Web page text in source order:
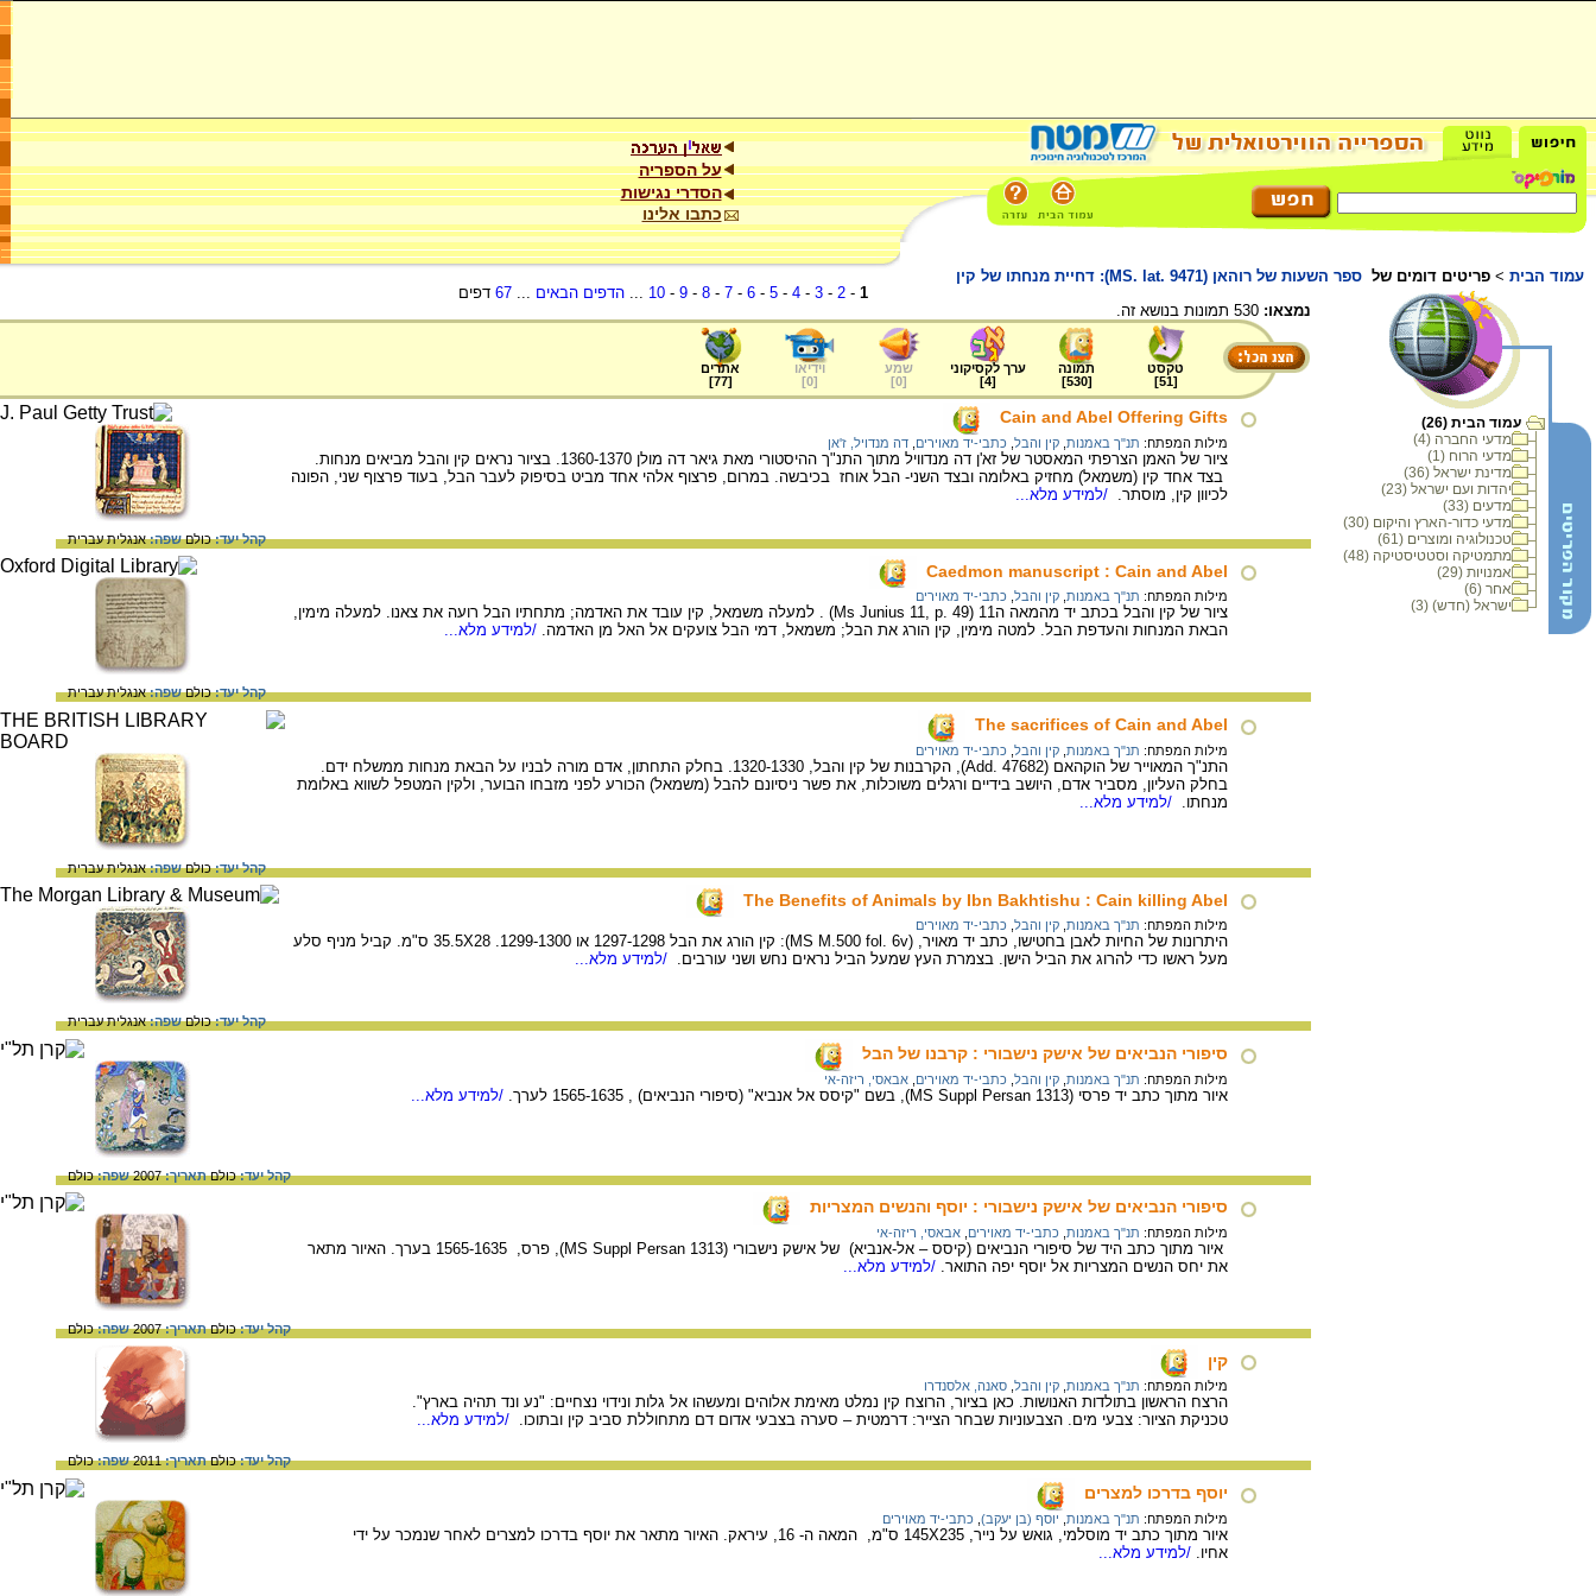
על הספריה
הסדרי נגישות
כתבו אלינו
עמוד הבית > פריטים דומים של ספר השעות של רוהאן (MS. lat. 9471): דחיית מנחתו של קין
עמוד הבית (26)
מדעי החברה (4)
מדעי הרוח (1)
מדינת ישראל (36)
יהדות ועם ישראל (23)
מדעים (33)
מדעי כדור-הארץ והיקום (30)
טכנולוגיה ומוצרים (61)
מתמטיקה וסטטיסטיקה (48)
אמנויות (29)
אחר (6)
ישראל (חדש) (3)
1
-
2
-
3
-
4
-
5
-
6
-
7
-
8
-
9
-
10
...הדפים הבאים ...
67 דפים
נמצאו:
טקסט
[
51
]
תמונה
[
530
]
ערך לקסיקוני
[
4
]
שמע
[
0
]
וידיאו
[
0
]
אתרים
[
77
]
Cain and Abel Offering Gifts
מילות המפתח: תנ"ך באמנות קין והבל כתבי-יד מאוירים דה מנדויל, ז'אן
ציור של האמן הצרפתי המאסטר של זא'ן דה מנדוויל מתוך התנ"ך ההיסטורי מאת גיאר דה מולן 1360-1370. בציור נראים קין והבל מביאים מנחות.
בצד אחד קין (משמאל) מחזיק באלומה ובצד השני- הבל אוחז בכיבשה. במרום, פרצוף אלהי אחד מביט בסיפוק לעבר הבל, בעוד פרצוף שני, הפונה
לכיוון קין, מוסתר. /למידע מלא...
קהל יעד:כולםשפה:אנגלית עברית
Caedmon manuscript : Cain and Abel
מילות המפתח: תנ"ך באמנות קין והבל כתבי-יד מאוירים
ציור של קין והבל בכתב יד מהמאה ה11 (Ms Junius 11, p. 49) . למעלה משמאל, קין עובד את האדמה; מתחתיו הבל רועה את צאנו. למעלה מימין,
הבאת המנחות והעדפת הבל. למטה מימין, קין הורג את הבל; משמאל, דמי הבל צועקים אל האל מן האדמה. /למידע מלא...
קהל יעד:כולםשפה:אנגלית עברית
The sacrifices of Cain and Abel
מילות המפתח: תנ"ך באמנות קין והבל כתבי-יד מאוירים
התנ"ך המאוייר של הוקהאם (Add. 47682), הקרבנות של קין והבל, 1320-1330. בחלק התחתון, אדם מורה לבניו על הבאת מנחות ממשלח ידם.
בחלק העליון, מסביר אדם, היושב בידיים ורגלים משוכלות, את פשר ניסיונם להבל (משמאל) הכורע לפני מזבחו הבוער, ולקין המטפל לשווא באלומת
מנחתו.
/למידע מלא...
קהל יעד:כולםשפה:אנגלית עברית
The Benefits of Animals by Ibn Bakhtishu : Cain killing Abel
מילות המפתח: תנ"ך באמנות קין והבל כתבי-יד מאוירים
היתרונות של החיות לאבן בחטישו, כתב יד מאויר, (MS M.500 fol. 6v): קין הורג את הבל 1297-1298 או 1299-1300. 35.5X28 ס"מ. קביל מניף סלע
מעל ראשו כדי להרוג את הביל הישן. בצמרת העץ שמעל הביל נראים נחש ושני עורבים. /למידע מלא...
קהל יעד:כולםשפה:אנגלית עברית
סיפורי הנביאים של אישק נישבורי : קרבנו של הבל
מילות המפתח: תנ"ך באמנות קין והבל כתבי-יד מאוירים אבאסי, ריזה-אי
איור מתוך כתב יד פרסי (MS Suppl Persan 1313), בשם "קיסס אל אנביא" (סיפורי הנביאים) , 1565-1635 לערך. /למידע מלא...
קהל יעד:כולםתאריך:2007 שפה:כולם
סיפורי הנביאים של אישק נישבורי : יוסף והנשים המצריות
מילות המפתח: תנ"ך באמנות כתבי-יד מאוירים אבאסי, ריזה-אי
איור מתוך כתב היד של סיפורי הנביאים (קיסס – אל-אנביא) של אישק נישבורי (MS Suppl Persan 1313), פרס, 1565-1635 בערך. האיור מתאר
את יחס הנשים המצריות אל יוסף יפה התואר. /למידע מלא...
קהל יעד:כולםתאריך:2007 שפה:כולם
קין
מילות המפתח: תנ"ך באמנות קין והבל סאנה, אלסנדרו
הרצח הראשון בתולדות האנושות. כאן בציור, הרוצח קין נמלט מאימת אלוהים ומעשהו אל גלות ונידוי נצחיים: "נע ונד תהיה בארץ".
טכניקת הציור: צבעי מים. הצבעוניות שבחר הצייר: דרמטית – סערה בצבעי אדום דם מתחוללת סביב קין ובתוכו. /למידע מלא...
קהל יעד:כולםתאריך:2011 שפה:כולם
יוסף בדרכו למצרים
מילות המפתח: תנ"ך באמנות יוסף (בן יעקב) כתבי-יד מאוירים
איור מתוך כתב יד מוסלמי, גואש על נייר, 145X235 ס"מ, המאה ה- 16, עיראק. האיור מתאר את יוסף בדרכו למצרים לאחר שנמכר על ידי
אחיו. /למידע מלא...